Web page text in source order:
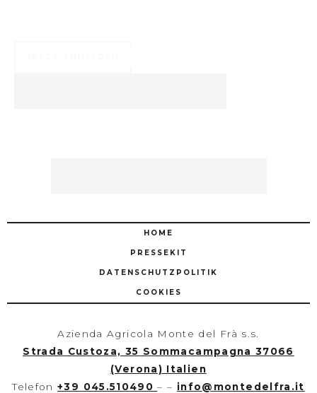
HOME
PRESSEKIT
DATENSCHUTZPOLITIK
COOKIES
Azienda Agricola Monte del Frà s.s.
Strada Custoza, 35 Sommacampagna 37066
(Verona) Italien
Telefon+39 045.510490– – info@ montedelfra.it